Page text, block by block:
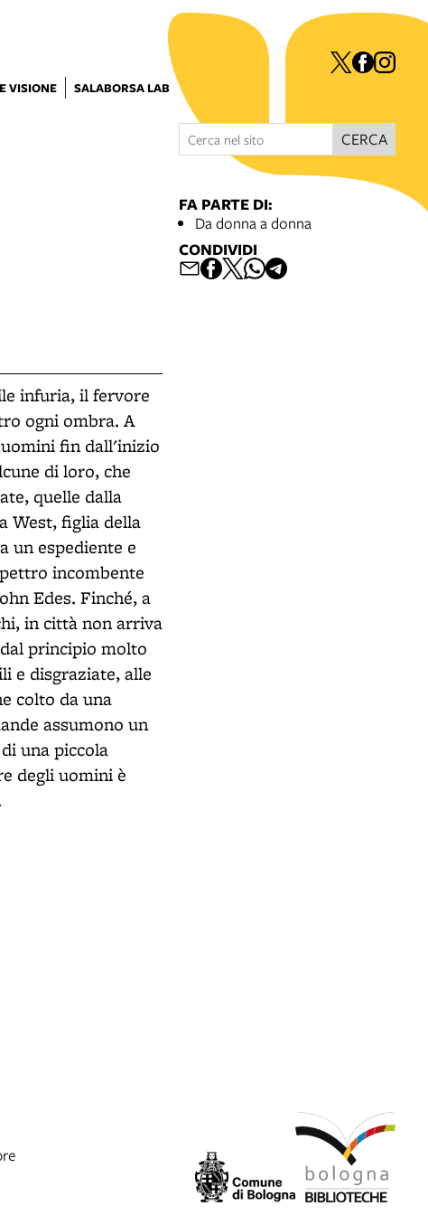
VISIONE SALABORSA LAB
CERCA
infuria, il fervore
ogni ombra. A
fin dall'inizio
di loro, che
quelle dalla
West, figlia della
un espediente e
incombente
Edes. Finché, a
in città non arriva
principio molto
e disgraziate, alle
colto da una
assumono un
una piccola
degli uomini è
FA PARTE DI:
Da donna a donna
CONDIVIDI